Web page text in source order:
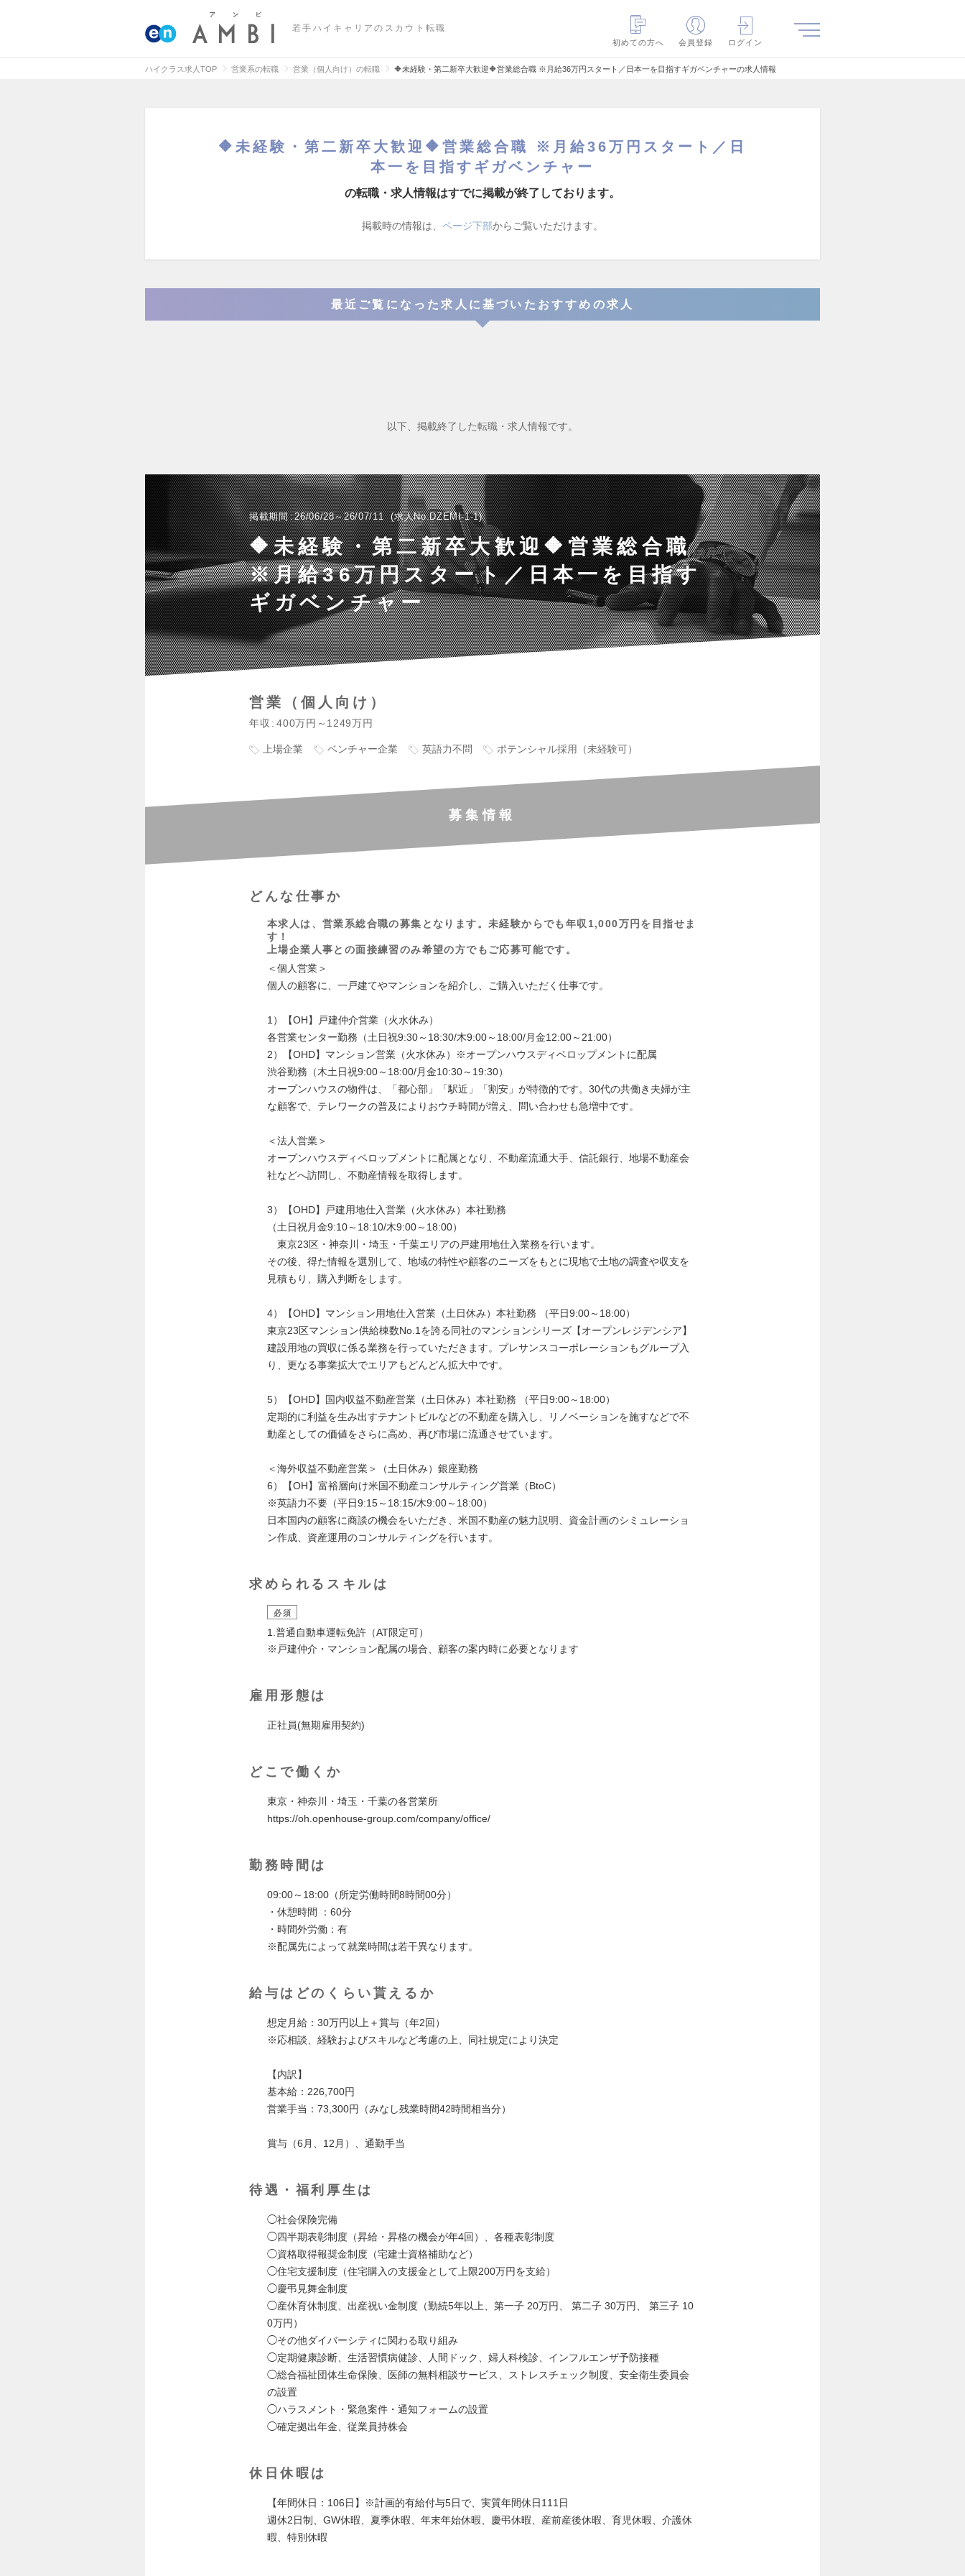
若手ハイキャリアのスカウト転職
初めての方へ
会員登録 ログイン
ハイクラス求人TOP 営業系の転職 営業（個人向け）の転職 🔶未経験・第二新卒大歓迎🔶営業総合職 ※月給36万円スタート／日本一を目指すギガベンチャーの求人情報
🔶未経験・第二新卒大歓迎🔶営業総合職 ※月給36万円スタート／日
本一を目指すギガベンチャー
の転職・求人情報はすでに掲載が終了しております。
掲載時の情報は、 ページ下部からご覧いただけます。
最近ご覧になった求人に基づいたおすすめの求人
以下、掲載終了した転職・求人情報です。
掲載期間 26/06/28～26/07/11 求人No.DZEMI-1-1
🔶未経験・第二新卒大歓迎🔶営業総合職
※月給36万円スタート／日本一を目指す
ギガベンチャー
営業（個人向け）
年収 400万円～1249万円
上場企業 ベンチャー企業 英語力不問 ポテンシャル採用（未経験可）
募集情報
どんな仕事か
本求人は、営業系総合職の募集となります。未経験からでも年収1,000万円を目指せま
す！
上場企業人事との面接練習のみ希望の方でもご応募可能です。
＜個人営業＞
個人の顧客に、一戸建てやマンションを紹介し、ご購入いただく仕事です。
1）【OH】戸建仲介営業（火水休み）
各営業センター勤務（土日祝9:30～18:30/木9:00～18:00/月金12:00～21:00）
2）【OHD】マンション営業（火水休み）※オープンハウスディベロップメントに配属
渋谷勤務（木土日祝9:00～18:00/月金10:30～19:30）
オープンハウスの物件は、「都心部」「駅近」「割安」が特徴的です。30代の共働き夫婦が主
な顧客で、テレワークの普及によりおウチ時間が増え、問い合わせも急増中です。
＜法人営業＞
オープンハウスディベロップメントに配属となり、不動産流通大手、信託銀行、地場不動産会
社などへ訪問し、不動産情報を取得します。
3）【OHD】戸建用地仕入営業（火水休み）本社勤務
（土日祝月金9:10～18:10/木9:00～18:00）
東京23区・神奈川・埼玉・千葉エリアの戸建用地仕入業務を行います。
その後、得た情報を選別して、地域の特性や顧客のニーズをもとに現地で土地の調査や収支を
見積もり、購入判断をします。
4）【OHD】マンション用地仕入営業（土日休み）本社勤務 （平日9:00～18:00）
東京23区マンション供給棟数No.1を誇る同社のマンションシリーズ【オープンレジデンシア】
建設用地の買収に係る業務を行っていただきます。プレサンスコーポレーションもグループ入
り、更なる事業拡大でエリアもどんどん拡大中です。
5）【OHD】国内収益不動産営業（土日休み）本社勤務 （平日9:00～18:00）
定期的に利益を生み出すテナントビルなどの不動産を購入し、リノベーションを施すなどで不
動産としての価値をさらに高め、再び市場に流通させています。
＜海外収益不動産営業＞（土日休み）銀座勤務
6）【OH】富裕層向け米国不動産コンサルティング営業（BtoC）
※英語力不要（平日9:15～18:15/木9:00～18:00）
日本国内の顧客に商談の機会をいただき、米国不動産の魅力説明、資金計画のシミュレーショ
ン作成、資産運用のコンサルティングを行います。
求められるスキルは
必須
1.普通自動車運転免許（AT限定可）
※戸建仲介・マンション配属の場合、顧客の案内時に必要となります
雇用形態は
正社員(無期雇用契約)
どこで働くか
東京・神奈川・埼玉・千葉の各営業所
https://oh.openhouse-group.com/company/office/
勤務時間は
09:00～18:00（所定労働時間8時間00分）
・休憩時間 ：60分
・時間外労働：有
※配属先によって就業時間は若干異なります。
給与はどのくらい貰えるか
想定月給：30万円以上＋賞与（年2回）
※応相談、経験およびスキルなど考慮の上、同社規定により決定
【内訳】
基本給：226,700円
営業手当：73,300円（みなし残業時間42時間相当分）
賞与（6月、12月）、通勤手当
待遇・福利厚生は
◯社会保険完備
◯四半期表彰制度（昇給・昇格の機会が年4回）、各種表彰制度
◯資格取得報奨金制度（宅建士資格補助など）
◯住宅支援制度（住宅購入の支援金として上限200万円を支給）
◯慶弔見舞金制度
◯産休育休制度、出産祝い金制度（勤続5年以上、第一子 20万円、 第二子 30万円、 第三子 10
0万円）
◯その他ダイバーシティに関わる取り組み
◯定期健康診断、生活習慣病健診、人間ドック、婦人科検診、インフルエンザ予防接種
◯総合福祉団体生命保険、医師の無料相談サービス、ストレスチェック制度、安全衛生委員会
の設置
◯ハラスメント・緊急案件・通知フォームの設置
◯確定拠出年金、従業員持株会
休日休暇は
【年間休日：106日】※計画的有給付与5日で、実質年間休日111日
週休2日制、GW休暇、夏季休暇、年末年始休暇、慶弔休暇、産前産後休暇、育児休暇、介護休
暇、特別休暇